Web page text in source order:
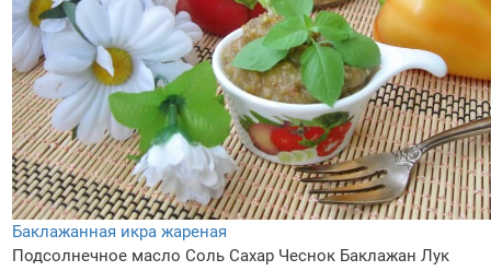
Баклажанная икра жареная
Подсолнечное масло Соль Сахар Чеснок Баклажан Лук